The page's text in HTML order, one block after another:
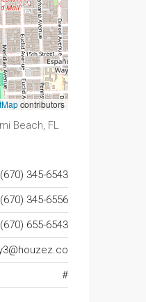
contributors
Beach, FL
(670) 345-6543
(670) 345-6556
(670) 655-6543
#